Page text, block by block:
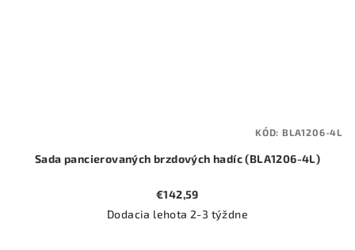
Sada pancierovaných brzdových hadíc (BLA1206-4L)
€142,59
Dodacia lehota 2-3 týždne
KÓD: BLA1206-4L